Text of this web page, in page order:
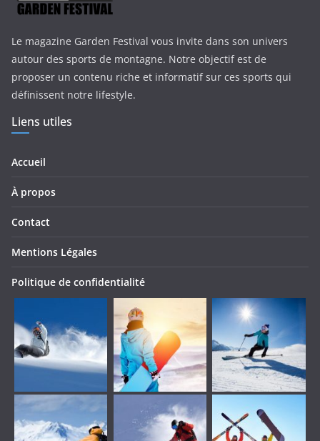
Le magazine Garden Festival vous invite dans son univers
autour des sports de montagne. Notre objectif est de
proposer un contenu riche et informatif sur ces sports qui
définissent notre lifestyle.
Liens utiles
Accueil
À propos
Contact
Mentions Légales
Politique de confidentialité